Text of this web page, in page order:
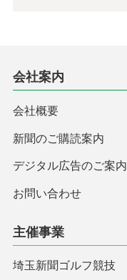
会社案内
会社概要
新聞のご購読案内
デジタル広告のご案内
お問い合わせ
主催事業
埼玉新聞ゴルフ競技